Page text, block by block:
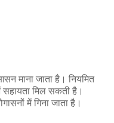
माना जाता है। नियमित
मिल सकती है।
में गिना जाता है।